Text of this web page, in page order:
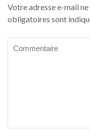
Votre adresse e-mail
obligatoires sont